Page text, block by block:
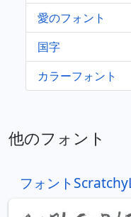
愛のフォント
国字
カラーフォント
他のフォント
フォント